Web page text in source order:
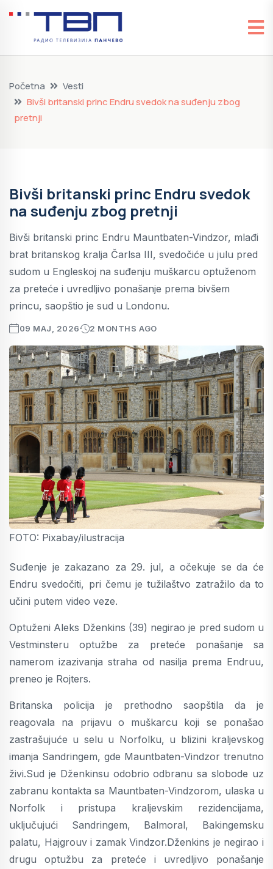
Početna
Vesti
Bivši britanski princ Endru svedok na suđenju zbog
pretnji
Bivši britanski princ Endru svedok
na suđenju zbog pretnji
Bivši britanski princ Endru Mauntbaten-Vindzor, mlađi
brat britanskog kralja Čarlsa III, svedočiće u julu pred
sudom u Engleskoj na suđenju muškarcu optuženom
za preteće i uvredljivo ponašanje prema bivšem
princu, saopštio je sud u Londonu.
09 MAJ, 2026 2 MONTHS AGO
FOTO: Pixabay/ilustracija
Suđenje je zakazano za 29. jul, a očekuje se da će
Endru svedočiti, pri čemu je tužilaštvo zatražilo da to
učini putem video veze.
Optuženi Aleks Dženkins (39) negirao je pred sudom u
Vestminsteru optužbe za preteće ponašanje sa
namerom izazivanja straha od nasilja prema Endruu,
preneo je Rojters.
Britanska policija je prethodno saopštila da je
reagovala na prijavu o muškarcu koji se ponašao
zastrašujuće u selu u Norfolku, u blizini kraljevskog
imanja Sandringem, gde Mauntbaten-Vindzor trenutno
živi.Sud je Dženkinsu odobrio odbranu sa slobode uz
zabranu kontakta sa Mauntbaten-Vindzorom, ulaska u
Norfolk i pristupa kraljevskim rezidencijama,
uključujući Sandringem, Balmoral, Bakingemsku
palatu, Hajgrouv i zamak Vindzor.Dženkins je negirao i
drugu optužbu za preteće i uvredljivo ponašanje